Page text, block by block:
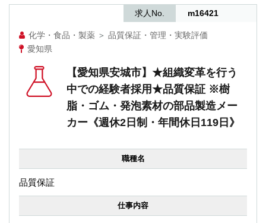
化学・食品・製薬 ＞ 品質保証・管理・実験評価
愛知県
求人No. m16421
【愛知県安城市】★組織変革を行う
中での経験者採用★品質保証 ※樹
脂・ゴム・発泡素材の部品製造メー
カー《週休2日制・年間休日119日》
職種名
品質保証
仕事内容